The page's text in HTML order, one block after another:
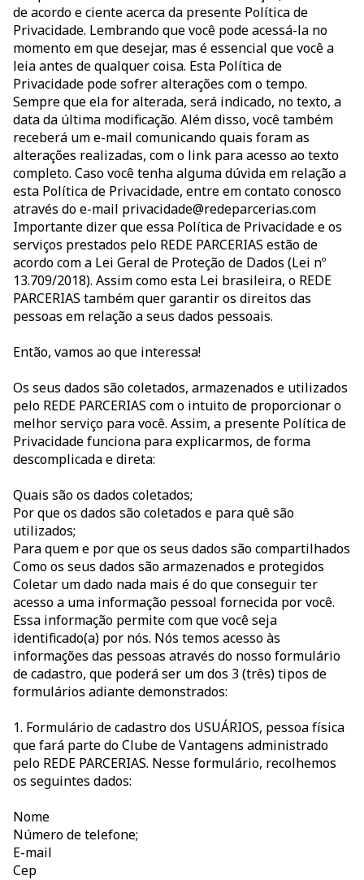
de acordo e ciente acerca da presente Política de
Privacidade. Lembrando que você pode acessá-la no
momento em que desejar, mas é essencial que você a
leia antes de qualquer coisa. Esta Política de
Privacidade pode sofrer alterações com o tempo.
Sempre que ela for alterada, será indicado, no texto, a
data da última modificação. Além disso, você também
receberá um e-mail comunicando quais foram as
alterações realizadas, com o link para acesso ao texto
completo. Caso você tenha alguma dúvida em relação a
esta Política de Privacidade, entre em contato conosco
através do e-mail privacidade@redeparcerias.com
Importante dizer que essa Política de Privacidade e os
serviços prestados pelo REDE PARCERIAS estão de
acordo com a Lei Geral de Proteção de Dados (Lei nº
13.709/2018). Assim como esta Lei brasileira, o REDE
PARCERIAS também quer garantir os direitos das
pessoas em relação a seus dados pessoais.
Então, vamos ao que interessa!
Os seus dados são coletados, armazenados e utilizados
pelo REDE PARCERIAS com o intuito de proporcionar o
melhor serviço para você. Assim, a presente Política de
Privacidade funciona para explicarmos, de forma
descomplicada e direta:
Quais são os dados coletados;
Por que os dados são coletados e para quê são
utilizados;
Para quem e por que os seus dados são compartilhados
Como os seus dados são armazenados e protegidos
Coletar um dado nada mais é do que conseguir ter
acesso a uma informação pessoal fornecida por você.
Essa informação permite com que você seja
identificado(a) por nós. Nós temos acesso às
informações das pessoas através do nosso formulário
de cadastro, que poderá ser um dos 3 (três) tipos de
formulários adiante demonstrados:
1. Formulário de cadastro dos USUÁRIOS, pessoa física
que fará parte do Clube de Vantagens administrado
pelo REDE PARCERIAS. Nesse formulário, recolhemos
os seguintes dados:
Nome
Número de telefone;
E-mail
Cep